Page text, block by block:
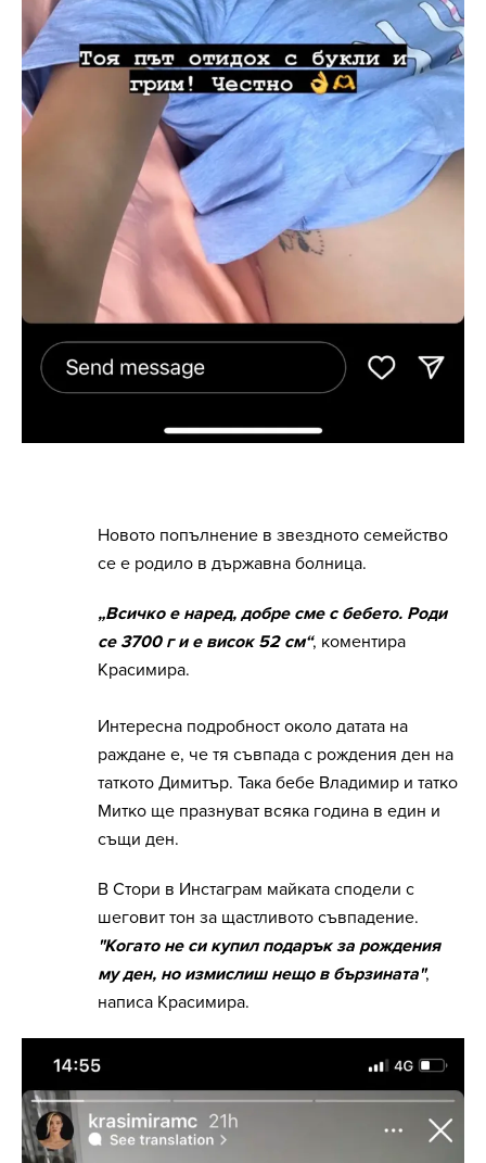
Новото попълнение в звездното семейство
се е родило в държавна болница.
„Всичко е наред, добре сме с бебето. Роди
се 3700 г и е висок 52 см“, коментира
Красимира.
Интересна подробност около датата на
раждане е, че тя съвпада с рождения ден на
таткото Димитър. Така бебе Владимир и татко
Митко ще празнуват всяка година в един и
същи ден.
В Стори в Инстаграм майката сподели с
шеговит тон за щастливото съвпадение.
"Когато не си купил подарък за рождения
му ден, но измислиш нещо в бързината",
написа Красимира.